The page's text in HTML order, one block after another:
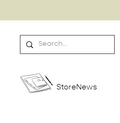
StoreNews